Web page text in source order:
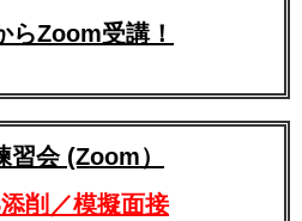
らZoom受講！
習会 (Zoom）
削／模擬面接